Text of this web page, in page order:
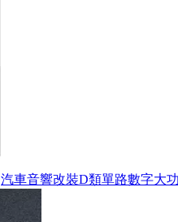
汽車音響改裝D類單路數字大